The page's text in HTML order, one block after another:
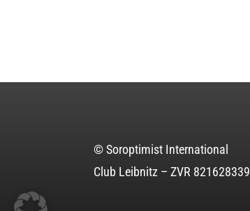
© Soroptimist International
Club Leibnitz – ZVR 821628339